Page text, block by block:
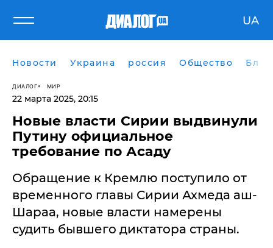
UA
Новости Украина россия Общество
ДИАЛОГ МИР
22 марта 2025, 20:15
Новые власти Сирии выдвинули
Путину официальное
требование по Асаду
Обращение к Кремлю поступило от
временного главы Сирии Ахмеда аш-
Шараа, новые власти намерены
судить бывшего диктатора страны.